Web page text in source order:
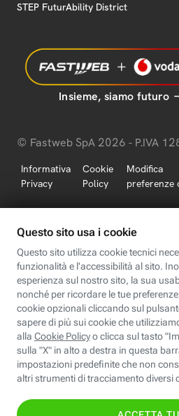
STEP FuturAbility District
Insieme, siamo futuro
© Fastweb SpA 2026 - P.IVA
Informativa
Privacy
Cookie
Policy
Modifica
preferenze